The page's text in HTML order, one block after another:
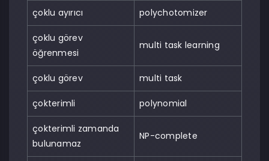
çoklu ayırıcı polychotomizer
çoklu görev
öğrenmesi
multi task learning
çoklu görev multi task
çokterimli polynomial
çokterimli zamanda
bulunamaz
NP-complete